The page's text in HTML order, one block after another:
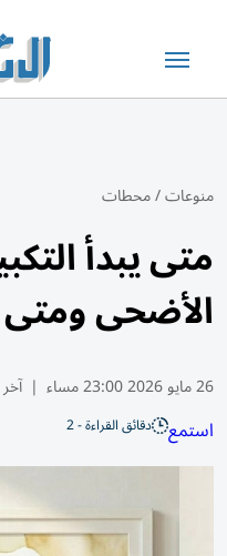
منوعات/محطات
متى يبدأ
الأضحى
26 مايو 2026 23:00 مساء |
استمع دقائق القراءة - 2